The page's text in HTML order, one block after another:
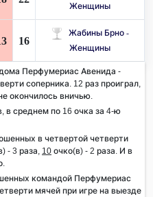
Женщины
16
Жабины Брно -
Женщины
Перфумериас Авенида -
соперника. 12 раз проиграл,
окончилось вничью.
в среднем по 16 очка за 4-ю
в четвертой четверти
- 3 раза, 10 очко(в) - 2 раза. И в
командой Перфумериас
мячей при игре на выезде